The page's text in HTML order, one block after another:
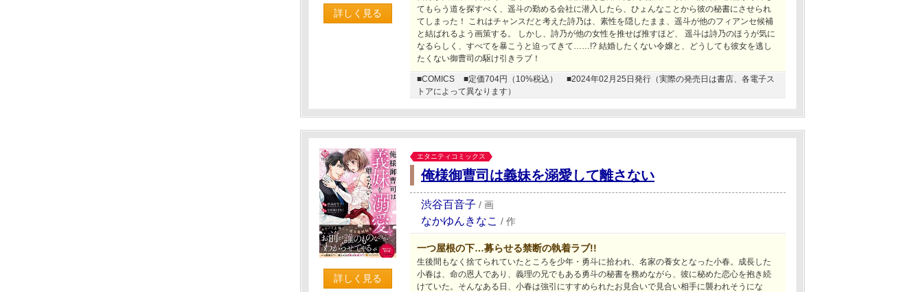
詳しく見る
てもらう道を探すべく、遥斗の勤める会社に潜入したら、ひょんなことから彼の秘書にさせられ
てしまった！ これはチャンスだと考えた詩乃は、素性を隠したまま、遥斗が他のフィアンセ候補
と結ばれるよう画策する。 しかし、詩乃が他の女性を推せば推すほど、 遥斗は詩乃のほうが気に
なるらしく、すべてを暴こうと迫ってきて……!? 結婚したくない令嬢と、どうしても彼女を逃し
たくない御曹司の駆け引きラブ！
■COMICS ■定価704円（10%税込）
■2024年02月25日発行（実際の発売日は書店、各電子ス
トアによって異なります）
詳しく見る
エタニティコミックス
俺様御曹司は義妹を溺愛して離さない
渋谷百音子 / 画
なかゆんきなこ / 作
一つ屋根の下…募らせる禁断の執着ラブ!!
生後間もなく捨てられていたところを少年・勇斗に拾われ、名家の養女となった小春。成長した
小春は、命の恩人であり、義理の兄でもある勇斗の秘書を務めながら、彼に秘めた恋心を抱き続
けていた。そんなある日、小春は強引にすすめられたお見合いで見合い相手に襲われそうにな